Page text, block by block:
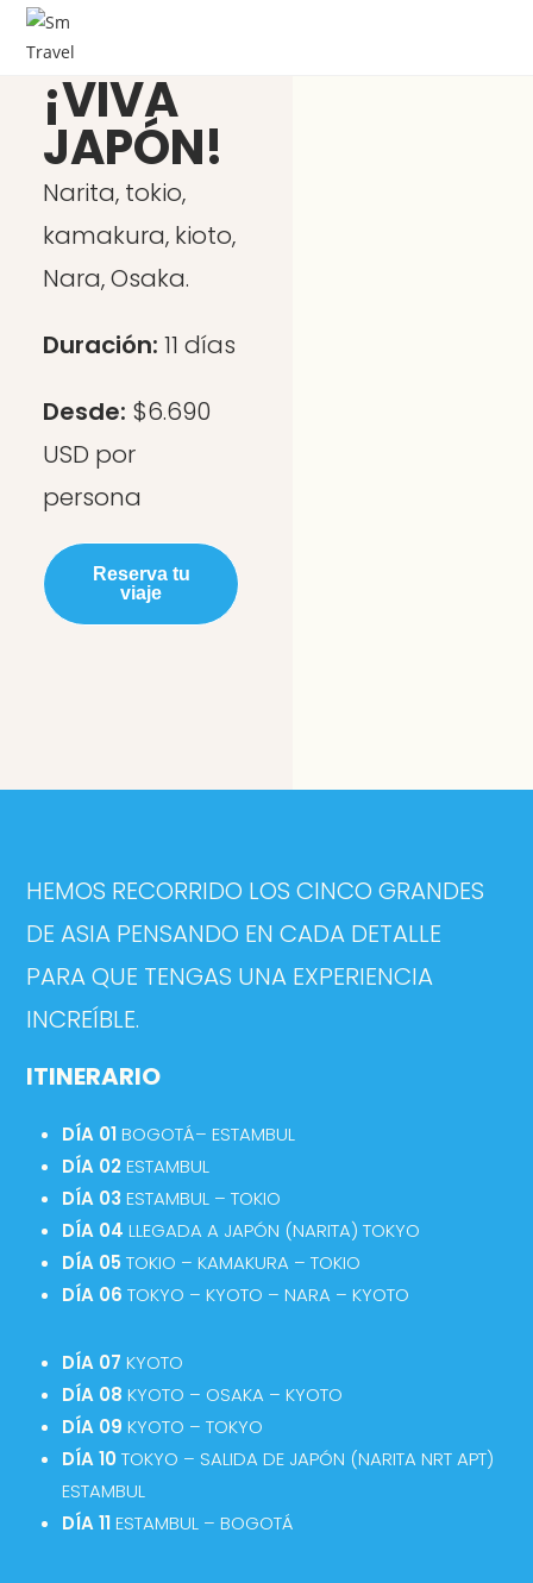
¡VIVA
JAPÓN!
Narita, tokio,
kamakura, kioto,
Nara, Osaka.
Duración: 11 días
Desde: $6.690
USD por
persona
Reserva tu
viaje
HEMOS RECORRIDO LOS CINCO GRANDES
DE ASIA PENSANDO EN CADA DETALLE
PARA QUE TENGAS UNA EXPERIENCIA
INCREÍBLE.
ITINERARIO
DÍA 01BOGOTÁ– ESTAMBUL
DÍA 02ESTAMBUL
DÍA 03 ESTAMBUL – TOKIO
DÍA 04 LLEGADA A JAPÓN (NARITA) TOKYO
DÍA 05 TOKIO – KAMAKURA – TOKIO
DÍA 06 TOKYO – KYOTO – NARA – KYOTO
DÍA 07 KYOTO
DÍA 08 KYOTO – OSAKA – KYOTO
DÍA 09 KYOTO – TOKYO
DÍA 10TOKYO – SALIDA DE JAPÓN (NARITA NRT APT)
ESTAMBUL
DÍA 11ESTAMBUL – BOGOTÁ